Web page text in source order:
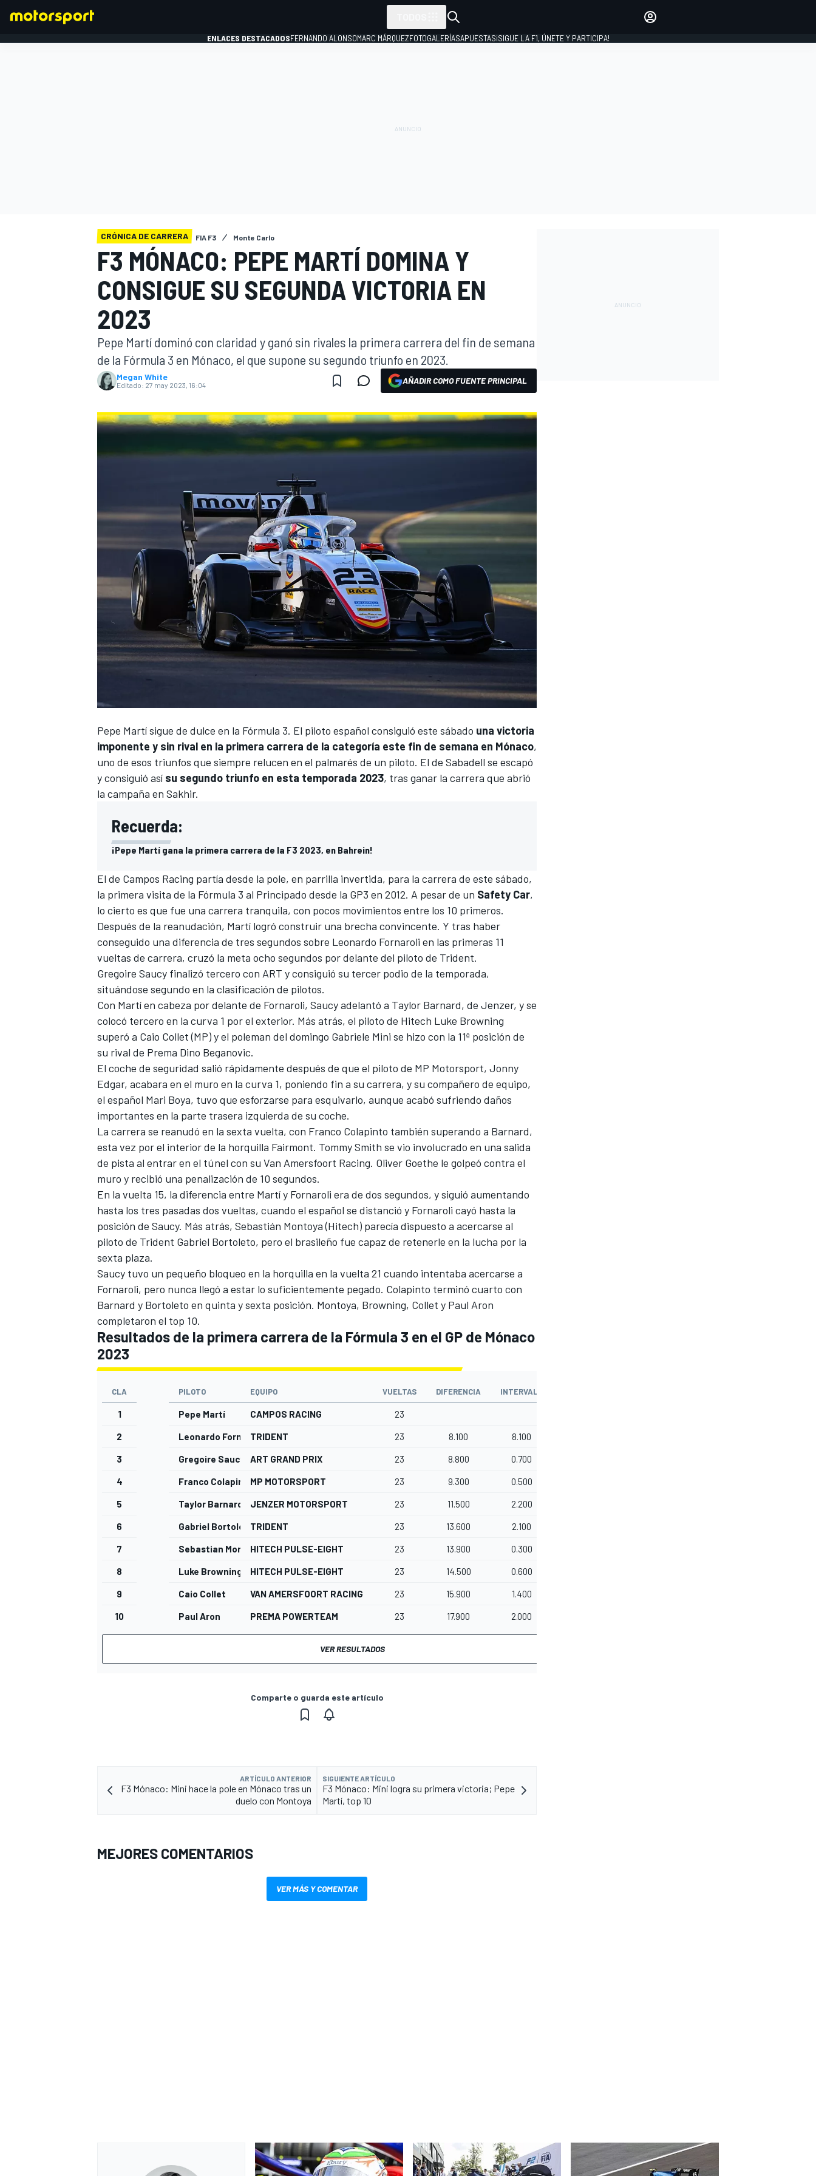
MÁS CATEGORÍAS
ENLACES DESTACADOSFERNANDO ALONSOMARC MÁRQUEZFOTOGALERÍASAPUESTAS¡SIGUE LA F1, ÚNETE Y PARTICIPA!
CRÓNICA DE CARRERA FIA F3 Monte Carlo
F3 MÓNACO: PEPE MARTÍ DOMINA Y
CONSIGUE SU SEGUNDA VICTORIA EN
2023
Pepe Martí dominó con claridad y ganó sin rivales la primera carrera del fin de semana
de la Fórmula 3 en Mónaco, el que supone su segundo triunfo en 2023.
Megan White
Editado: 27 may 2023, 16:04 AÑADIR COMO FUENTE PRINCIPAL
Pepe Martísigue de dulce en la Fórmula 3. El piloto español consiguió este sábado una victoria
imponente y sin rival en la primera carrera de la categoría este fin de semana en Mónaco,
uno de esos triunfos que siempre relucen en el palmarés de un piloto. El de Sabadell se escapó
y consiguió así su segundo triunfo en esta temporada 2023, tras ganar la carrera que abrió
la campaña en Sakhir.
Recuerda:
¡Pepe Martí gana la primera carrera de la F3 2023, en Bahrein!
El de Campos Racing partía desde la pole, en parrilla invertida, para la carrera de este sábado,
la primera visita de la Fórmula 3 al Principado desde la GP3 en 2012. A pesar de un Safety Car,
lo cierto es que fue una carrera tranquila, con pocos movimientos entre los 10 primeros.
Después de la reanudación, Martí logró construir una brecha convincente. Y tras haber
conseguido una diferencia de tres segundos sobre Leonardo Fornaroli en las primeras 11
vueltas de carrera, cruzó la meta ocho segundos por delante del piloto de Trident.
Gregoire Saucy finalizó tercero con ART y consiguió su tercer podio de la temporada,
situándose segundo en la clasificación de pilotos.
Con Martí en cabeza por delante de Fornaroli, Saucy adelantó a Taylor Barnard, de Jenzer, y se
colocó tercero en la curva 1 por el exterior. Más atrás, el piloto de Hitech Luke Browning
superó a Caio Collet(MP) y el poleman del domingo Gabriele Mini se hizo con la 11ª posición de
su rival de Prema Dino Beganovic.
El coche de seguridad salió rápidamente después de que el piloto de MP Motorsport, Jonny
Edgar, acabara en el muro en la curva 1, poniendo fin a su carrera, y su compañero de equipo,
el español Mari Boya, tuvo que esforzarse para esquivarlo, aunque acabó sufriendo daños
importantes en la parte trasera izquierda de su coche.
La carrera se reanudó en la sexta vuelta, con Franco Colapinto también superando a Barnard,
esta vez por el interior de la horquilla Fairmont. Tommy Smith se vio involucrado en una salida
de pista al entrar en el túnel con su Van Amersfoort Racing. Oliver Goethe le golpeó contra el
muro y recibió una penalización de 10 segundos.
En la vuelta 15, la diferencia entre Martí y Fornaroli era de dos segundos, y siguió aumentando
hasta los tres pasadas dos vueltas, cuando el español se distanció y Fornaroli cayó hasta la
posición de Saucy. Más atrás, Sebastián Montoya (Hitech) parecía dispuesto a acercarse al
piloto de Trident Gabriel Bortoleto, pero el brasileño fue capaz de retenerle en la lucha por la
sexta plaza.
Saucy tuvo un pequeño bloqueo en la horquilla en la vuelta 21 cuando intentaba acercarse a
Fornaroli, pero nunca llegó a estar lo suficientemente pegado. Colapinto terminó cuarto con
Barnard y Bortoleto en quinta y sexta posición. Montoya, Browning, Collet y Paul Aron
completaron el top 10.
Resultados de la primera carrera de la Fórmula 3 en el GP de Mónaco
2023
CLA PILOTO EQUIPO VUELTAS DIFERENCIA INTERVALO
1 Pepe Martí CAMPOS RACING 23
2 Leonardo FornaroliTRIDENT 23 8.100 8.100
3 Gregoire Saucy ART GRAND PRIX 23 8.800 0.700
4 Franco ColapintoMP MOTORSPORT 23 9.300 0.500
5 Taylor Barnard JENZER MOTORSPORT 23 11.500 2.200
6 Gabriel BortoletoTRIDENT 23 13.600 2.100
7 Sebastian MontoyaHITECH PULSE-EIGHT 23 13.900 0.300
8 Luke Browning HITECH PULSE-EIGHT 23 14.500 0.600
9 Caio Collet VAN AMERSFOORT RACING 23 15.900 1.400
10 Paul Aron PREMA POWERTEAM 23 17.900 2.000
VER RESULTADOS
Comparte o guarda este artículo
ARTÍCULO ANTERIOR
F3 Mónaco: Mini hace la pole en Mónaco tras un
duelo con Montoya
SIGUIENTE ARTÍCULO
F3 Mónaco: Mini logra su primera victoria; Pepe
Martí, top 10
MEJORES COMENTARIOS
VER MÁS Y COMENTAR